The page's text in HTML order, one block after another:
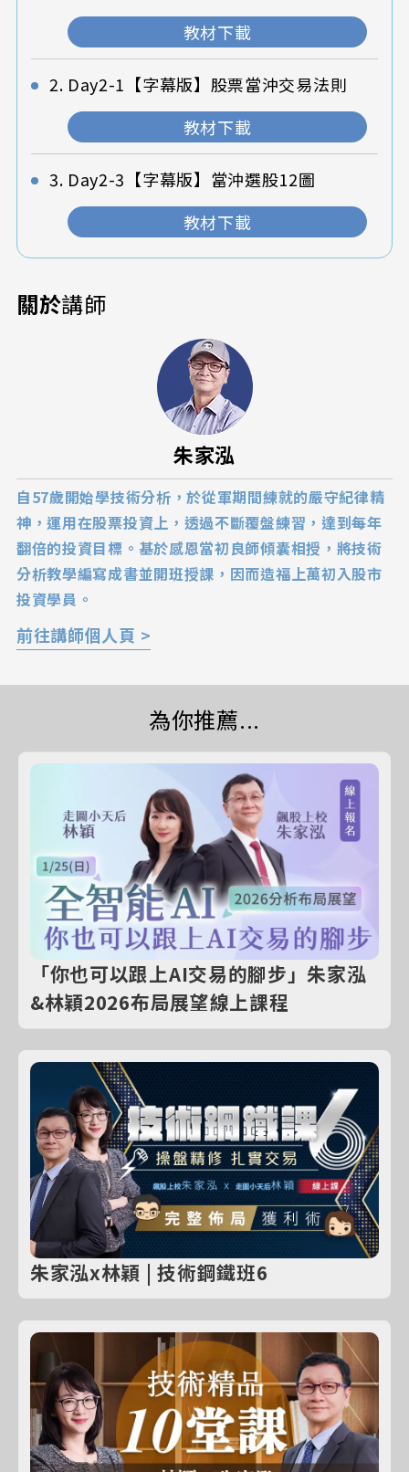
教材下載
Day2-1【字幕版】股票當沖交易法則
教材下載
Day2-3【字幕版】當沖選股12圖
教材下載
關於講師
朱家泓
自57歲開始學技術分析，於從軍期間練就的嚴守紀律精
神，運用在股票投資上，透過不斷覆盤練習，達到每年
翻倍的投資目標。基於感恩當初良師傾囊相授，將技術
分析教學編寫成書並開班授課，因而造福上萬初入股市
投資學員。
前往講師個人頁 >
為你推薦...
「你也可以跟上AI交易的腳步」朱家泓
&林穎2026布局展望線上課程
朱家泓x林穎 | 技術鋼鐵班6